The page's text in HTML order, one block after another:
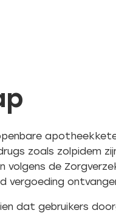
zoals zolpidem
de
vergoeding
dat gebruikers